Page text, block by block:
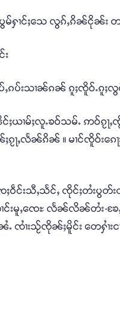
ႁၢင်ႈသေ လွၵ်ႇၵိၼ်ငိုၼ်း တ
း
ႇၵပ်းသၢၼ်ၵၼ် ၵူႈၸိူဝ်ႉၵူ
င်ႈယၢမ်ႈလူႉၶဝ်သမ်ႉ ဢဝ်
ႃႇလႅၼ်ၵိၼ် ။ မၢင်ၸိူဝ်းၵေႃ
းသီႇသႅင်ႇ ၸိုင်ႈတႆးပွတ်းၸၢ
င်းမူႇၸေႊ လႅၼ်လိၼ်တႆး-ၶ
ၢႆးသႂ်ၸိုၼ်ႈမိူင်း တေႁၢႆးငၢ